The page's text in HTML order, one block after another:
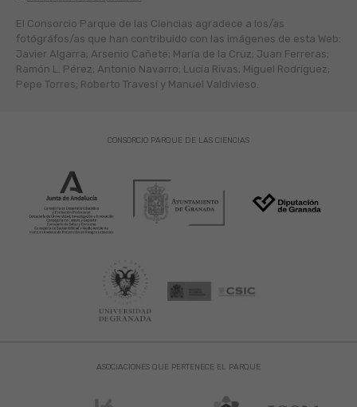
El Consorcio Parque de las Ciencias agradece a los/as
fotógráfos/as que han contribuido con las imágenes de esta Web:
Javier Algarra; Arsenio Cañete; María de la Cruz; Juan Ferreras;
Ramón L. Pérez; Antonio Navarro; Lucía Rivas; Miguel Rodríguez;
Pepe Torres; Roberto Travesí y Manuel Valdivieso.
ASOCIACIONES QUE PERTENECE EL PARQUE
CONSORCIO PARQUE DE LAS CIENCIAS